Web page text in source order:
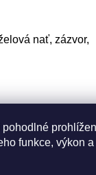
funkce, výkon
nať, zázvor,